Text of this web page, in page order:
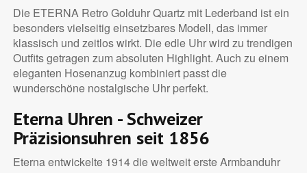
Die ETERNA Retro Golduhr Quartz mit Lederband ist ein
besonders vielseitig einsetzbares Modell, das immer
klassisch und zeitlos wirkt. Die edle Uhr wird zu trendigen
Outfits getragen zum absoluten Highlight. Auch zu einem
eleganten Hosenanzug kombiniert passt die
wunderschöne nostalgische Uhr perfekt.
Eterna Uhren - Schweizer
Präzisionsuhren seit 1856
Eterna entwickelte 1914 die weltweit erste Armbanduhr